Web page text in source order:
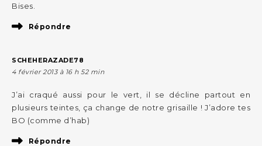
Bises.
Répondre
SCHEHERAZADE78
4 février 2013 à 16 h 52 min
J’ai craqué aussi pour le vert, il se décline partout en
plusieurs teintes, ça change de notre grisaille ! J’adore tes
BO (comme d’hab)
Répondre